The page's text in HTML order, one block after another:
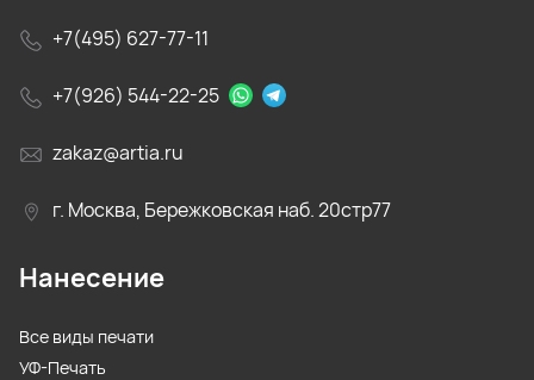
+7(495) 627-77-11
+7(926) 544-22-25
zakaz@artia.ru
г. Москва, Бережковская наб. 20стр77
Нанесение
Все виды печати
УФ-Печать